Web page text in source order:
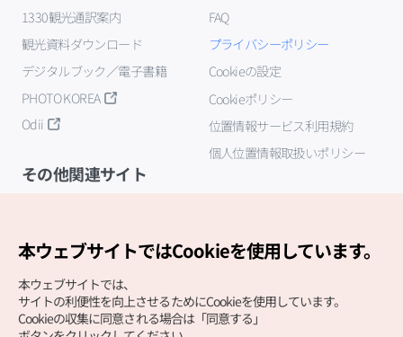
1330観光通訳案内
観光資料ダウンロード
デジタルブック／電子書籍
PHOTO KOREA
Odii
FAQ
プライバシーポリシー
Cookieの設定
Cookieポリシー
位置情報サービス利用規約
個人位置情報取扱いポリシー
その他関連サイト
本ウェブサイトではCookieを使用しています。
本ウェブサイトでは、
サイトの利便性を向上させるためにCookieを使用しています。
Cookieの収集に同意される場合は「同意する」